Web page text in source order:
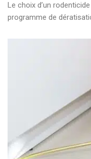
Le choix d’un
programme de